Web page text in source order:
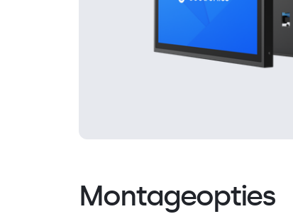
Montageopties